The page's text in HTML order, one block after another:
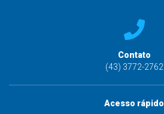
Contato
(43) 3772-2762
Acesso rápido